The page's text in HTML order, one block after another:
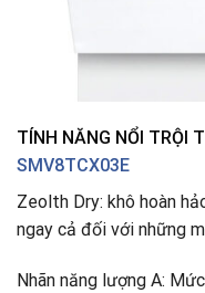
TÍNH NĂNG NỔI TRỘI
SMV8TCX03E
Zeolth Dry: khô hoàn
ngay cả đối với những
Nhãn năng lượng A: